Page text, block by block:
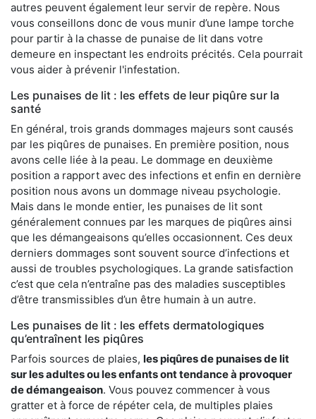
autres peuvent également leur servir de repère. Nous
vous conseillons donc de vous munir d’une lampe torche
pour partir à la chasse de punaise de lit dans votre
demeure en inspectant les endroits précités. Cela pourrait
vous aider à prévenir l'infestation.
Les punaises de lit : les effets de leur piqûre sur la
santé
En général, trois grands dommages majeurs sont causés
par les piqûres de punaises. En première position, nous
avons celle liée à la peau. Le dommage en deuxième
position a rapport avec des infections et enfin en dernière
position nous avons un dommage niveau psychologie.
Mais dans le monde entier, les punaises de lit sont
généralement connues par les marques de piqûres ainsi
que les démangeaisons qu’elles occasionnent. Ces deux
derniers dommages sont souvent source d’infections et
aussi de troubles psychologiques. La grande satisfaction
c’est que cela n’entraîne pas des maladies susceptibles
d’être transmissibles d’un être humain à un autre.
Les punaises de lit : les effets dermatologiques
qu’entraînent les piqûres
Parfois sources de plaies, les piqûres de punaises de lit
sur les adultes ou les enfants ont tendance à provoquer
de démangeaison. Vous pouvez commencer à vous
gratter et à force de répéter cela, de multiples plaies